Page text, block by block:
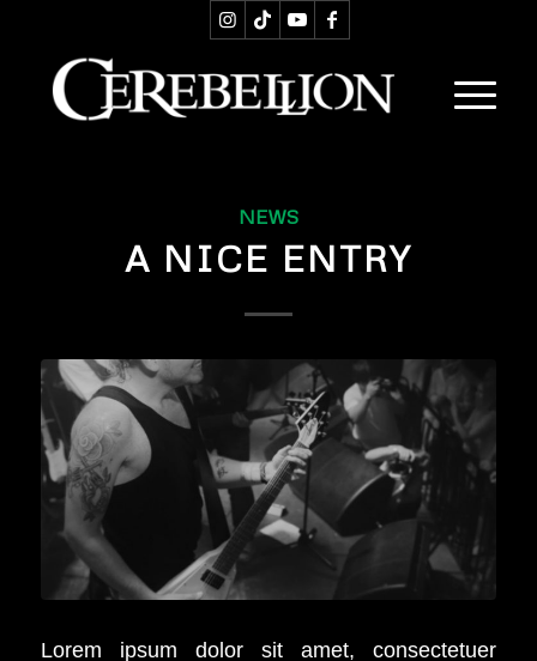
NEWS
A NICE ENTRY
Lorem ipsum dolor sit amet, consectetuer